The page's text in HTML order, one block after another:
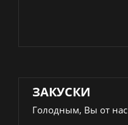
ЗАКУСКИ
Голодным, Вы от